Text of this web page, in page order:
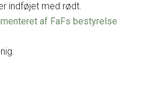
indføjet med rødt.
af FaFs bestyrelse